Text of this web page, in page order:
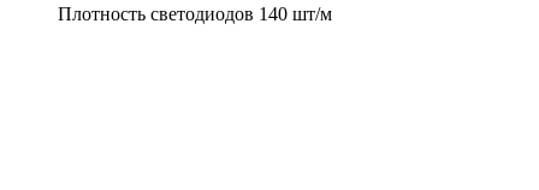
Плотность светодиодов 140 шт/м